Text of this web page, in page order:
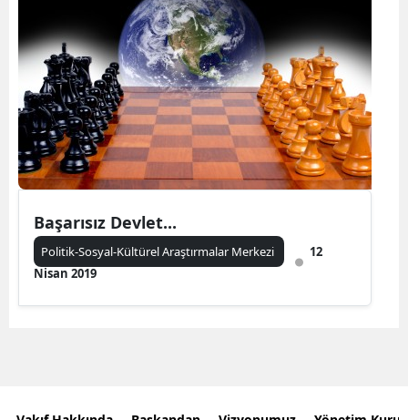
Başarısız Devlet...
Politik-Sosyal-Kültürel Araştırmalar Merkezi
12
Nisan 2019